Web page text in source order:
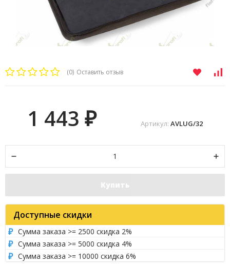
(0) Оставить отзыв
Артикул:AVLUG/32
1 443 ₽
Купить
Доступные скидки
Сумма заказа >= 2500 скидка 2%
Сумма заказа >= 5000 скидка 4%
Сумма заказа >= 10000 скидка 6%